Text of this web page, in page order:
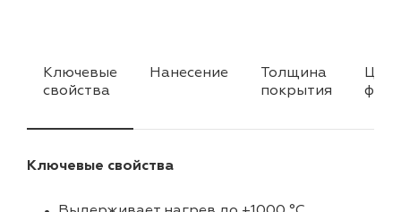
Ключевые
свойства
Нанесение
Толщина
покрытия
Ключевые свойства